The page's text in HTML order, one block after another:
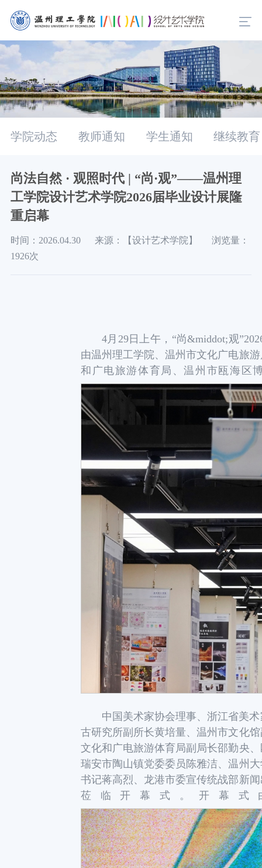
学院动态 教师通知 学生通知 继续教育
尚法自然 · 观照时代 | “尚·观”——温州理
工学院设计艺术学院2026届毕业设计展隆
重启幕
时间：2026.04.30 来源：【设计艺术学院】 浏览量：
1926次
4月29日上午，“尚&middot;观
由温州理工学院、温州市文化广电旅
和广电旅游体育局、温州市瓯海区
中国美术家协会理事、浙江省美
古研究所副所长黄培量、温州市文化
文化和广电旅游体育局副局长邵勤央、
瑞安市陶山镇党委委员陈雅洁、温州
书记蒋高烈、 龙港市委宣传统战部新
莅临开幕式。开幕式